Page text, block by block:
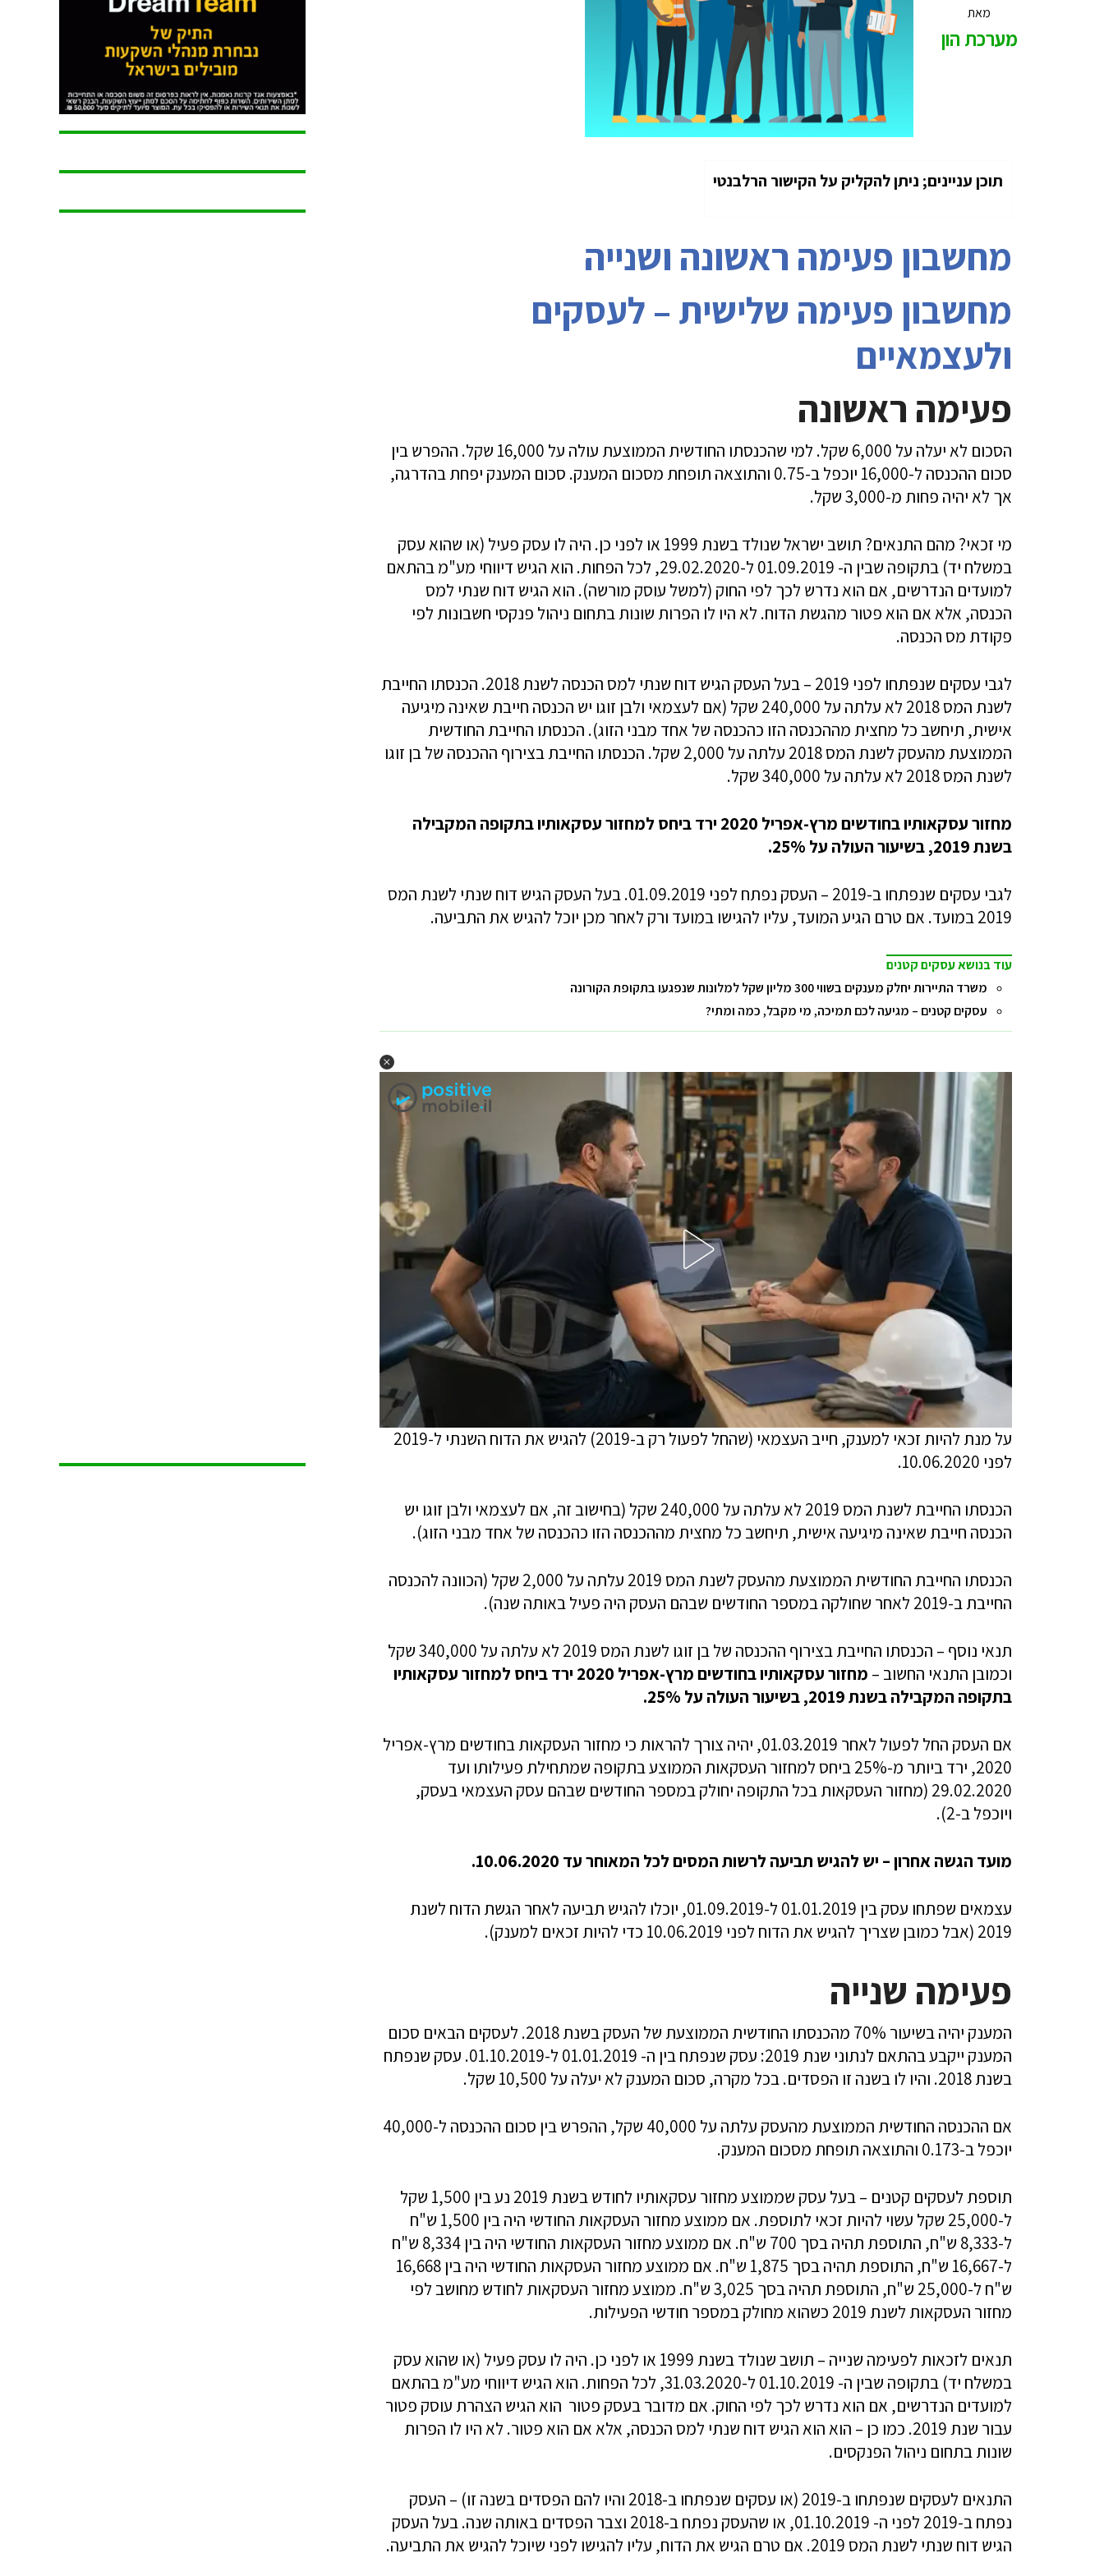
מאת
מערכת הון
תוכן עניינים; ניתן להקליק על הקישור הרלבנטי
מחשבון פעימה ראשונה ושנייה
מחשבון פעימה שלישית – לעסקים
ולעצמאיים
פעימה ראשונה
הסכום לא יעלה על 6,000 שקל. למי שהכנסתו החודשית הממוצעת עולה על 16,000 שקל. ההפרש בין
סכום ההכנסה ל-16,000 יוכפל ב-0.75 והתוצאה תופחת מסכום המענק. סכום המענק יפחת בהדרגה,
אך לא יהיה פחות מ-3,000 שקל.
מי זכאי? מהם התנאים? תושב ישראל שנולד בשנת 1999 או לפני כן. היה לו עסק פעיל (או שהוא עסק
במשלח יד) בתקופה שבין ה- 01.09.2019 ל-29.02.2020, לכל הפחות. הוא הגיש דיווחי מע"מ בהתאם
למועדים הנדרשים, אם הוא נדרש לכך לפי החוק (למשל עוסק מורשה). הוא הגיש דוח שנתי למס
הכנסה, אלא אם הוא פטור מהגשת הדוח. לא היו לו הפרות שונות בתחום ניהול פנקסי חשבונות לפי
פקודת מס הכנסה.
לגבי עסקים שנפתחו לפני 2019 – בעל העסק הגיש דוח שנתי למס הכנסה לשנת 2018. הכנסתו החייבת
לשנת המס 2018 לא עלתה על 240,000 שקל (אם לעצמאי ולבן זוגו יש הכנסה חייבת שאינה מיגיעה
אישית, תיחשב כל מחצית מההכנסה הזו כהכנסה של אחד מבני הזוג). הכנסתו החייבת החודשית
הממוצעת מהעסק לשנת המס 2018 עלתה על 2,000 שקל. הכנסתו החייבת בצירוף ההכנסה של בן זוגו
לשנת המס 2018 לא עלתה על 340,000 שקל.
מחזור עסקאותיו בחודשים מרץ-אפריל 2020 ירד ביחס למחזור עסקאותיו בתקופה המקבילה
בשנת 2019, בשיעור העולה על 25%.
לגבי עסקים שנפתחו ב-2019 – העסק נפתח לפני 01.09.2019. בעל העסק הגיש דוח שנתי לשנת המס
2019 במועד. אם טרם הגיע המועד, עליו להגישו במועד ורק לאחר מכן יוכל להגיש את התביעה.
עוד בנושא עסקים קטנים
משרד התיירות יחלק מענקים בשווי 300 מליון שקל למלונות שנפגעו בתקופת הקורונה
עסקים קטנים – מגיעה לכם תמיכה, מי מקבל, כמה ומתי?
על מנת להיות זכאי למענק, חייב העצמאי (שהחל לפעול רק ב-2019) להגיש את הדוח השנתי ל-2019
לפני 10.06.2020.
הכנסתו החייבת לשנת המס 2019 לא עלתה על 240,000 שקל (בחישוב זה, אם לעצמאי ולבן זוגו יש
הכנסה חייבת שאינה מיגיעה אישית, תיחשב כל מחצית מההכנסה הזו כהכנסה של אחד מבני הזוג).
הכנסתו החייבת החודשית הממוצעת מהעסק לשנת המס 2019 עלתה על 2,000 שקל (הכוונה להכנסה
החייבת ב-2019 לאחר שחולקה במספר החודשים שבהם העסק היה פעיל באותה שנה).
תנאי נוסף – הכנסתו החייבת בצירוף ההכנסה של בן זוגו לשנת המס 2019 לא עלתה על 340,000 שקל
וכמובן התנאי החשוב –
מחזור עסקאותיו בחודשים מרץ-אפריל 2020 ירד ביחס למחזור עסקאותיו
בתקופה המקבילה בשנת 2019, בשיעור העולה על 25%.
אם העסק החל לפעול לאחר 01.03.2019, יהיה צורך להראות כי מחזור העסקאות בחודשים מרץ-אפריל
2020, ירד ביותר מ-25% ביחס למחזור העסקאות הממוצע בתקופה שמתחילת פעילותו ועד
29.02.2020 (מחזור העסקאות בכל התקופה יחולק במספר החודשים שבהם עסק העצמאי בעסק,
ויוכפל ב-2).
מועד הגשה אחרון – יש להגיש תביעה לרשות המסים לכל המאוחר עד 10.06.2020.
עצמאים שפתחו עסק בין 01.01.2019 ל-01.09.2019, יוכלו להגיש תביעה לאחר הגשת הדוח לשנת
2019 (אבל כמובן שצריך להגיש את הדוח לפני 10.06.2019 כדי להיות זכאים למענק).
פעימה שנייה
המענק יהיה בשיעור 70% מהכנסתו החודשית הממוצעת של העסק בשנת 2018. לעסקים הבאים סכום
המענק ייקבע בהתאם לנתוני שנת 2019: עסק שנפתח בין ה- 01.01.2019 ל-01.10.2019. עסק שנפתח
בשנת 2018. והיו לו בשנה זו הפסדים. בכל מקרה, סכום המענק לא יעלה על 10,500 שקל.
אם ההכנסה החודשית הממוצעת מהעסק עלתה על 40,000 שקל, ההפרש בין סכום ההכנסה ל-40,000
יוכפל ב-0.173 והתוצאה תופחת מסכום המענק.
תוספת לעסקים קטנים –
בעל עסק שממוצע מחזור עסקאותיו לחודש בשנת 2019 נע בין 1,500 שקל
ל-25,000 שקל עשוי להיות זכאי לתוספת. אם ממוצע מחזור העסקאות החודשי היה בין 1,500 ש"ח
ל-8,333 ש"ח, התוספת תהיה בסך 700 ש"ח. אם ממוצע מחזור העסקאות החודשי היה בין 8,334 ש"ח
ל-16,667 ש"ח, התוספת תהיה בסך 1,875 ש"ח. אם ממוצע מחזור העסקאות החודשי היה בין 16,668
ש"ח ל-25,000 ש"ח, התוספת תהיה בסך 3,025 ש"ח. ממוצע מחזור העסקאות לחודש מחושב לפי
מחזור העסקאות לשנת 2019 כשהוא מחולק במספר חודשי הפעילות.
תנאים לזכאות לפעימה שנייה – תושב שנולד בשנת 1999 או לפני כן. היה לו עסק פעיל (או שהוא עסק
במשלח יד) בתקופה שבין ה- 01.10.2019 ל-31.03.2020, לכל הפחות. הוא הגיש דיווחי מע"מ בהתאם
למועדים הנדרשים, אם הוא נדרש לכך לפי החוק. אם מדובר בעסק פטור הוא הגיש הצהרת עוסק פטור
עבור שנת 2019. כמו כן – הוא הוא הגיש דוח שנתי למס הכנסה, אלא אם הוא פטור. לא היו לו הפרות
שונות בתחום ניהול הפנקסים.
התנאים לעסקים שנפתחו ב-2019 (או עסקים שנפתחו ב-2018 והיו להם הפסדים בשנה זו) –
העסק
נפתח ב-2019 לפני ה- 01.10.2019, או שהעסק נפתח ב-2018 וצבר הפסדים באותה שנה. בעל העסק
הגיש דוח שנתי לשנת המס 2019. אם טרם הגיש את הדוח, עליו להגישו לפני שיוכל להגיש את התביעה.